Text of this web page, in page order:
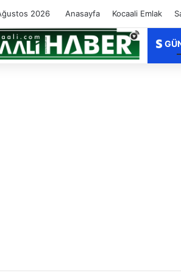
2026 Anasayfa Kocaali Emlak